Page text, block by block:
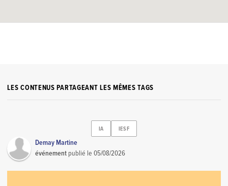
LES CONTENUS PARTAGEANT LES MÊMES TAGS
IA IESF
Demay Martine
événement publié le05/08/2026